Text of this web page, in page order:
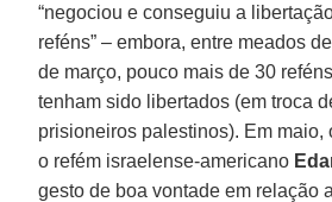
“negociou e conseguiu a
reféns” – embora, entre meados
de março, pouco mais de 30
tenham sido libertados (em troca
prisioneiros palestinos). Em maio,
o refém israelense-americano
gesto de boa vontade em relação